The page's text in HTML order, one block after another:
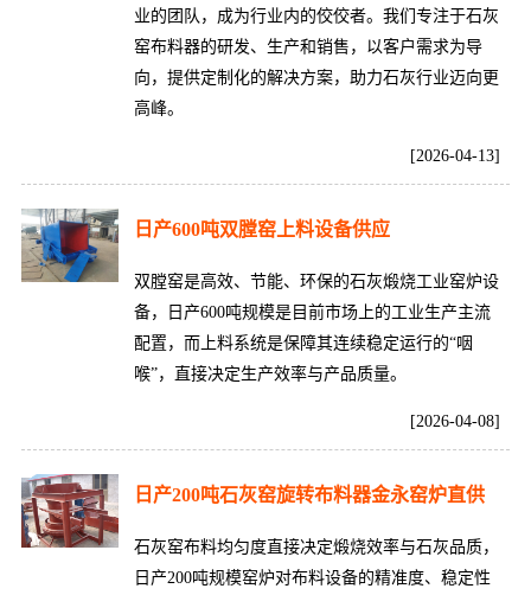
业的团队，成为行业内的佼佼者。我们专注于石灰
窑布料器的研发、生产和销售，以客户需求为导
向，提供定制化的解决方案，助力石灰行业迈向更
高峰。
[2026-04-13]
日产600吨双膛窑上料设备供应
双膛窑是高效、节能、环保的石灰煅烧工业窑炉设
备，日产600吨规模是目前市场上的工业生产主流
配置，而上料系统是保障其连续稳定运行的“咽
喉”，直接决定生产效率与产品质量。
[2026-04-08]
日产200吨石灰窑旋转布料器金永窑炉直供
石灰窑布料均匀度直接决定煅烧效率与石灰品质，
日产200吨规模窑炉对布料设备的精准度、稳定性